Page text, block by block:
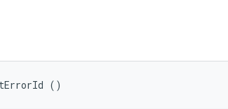
()